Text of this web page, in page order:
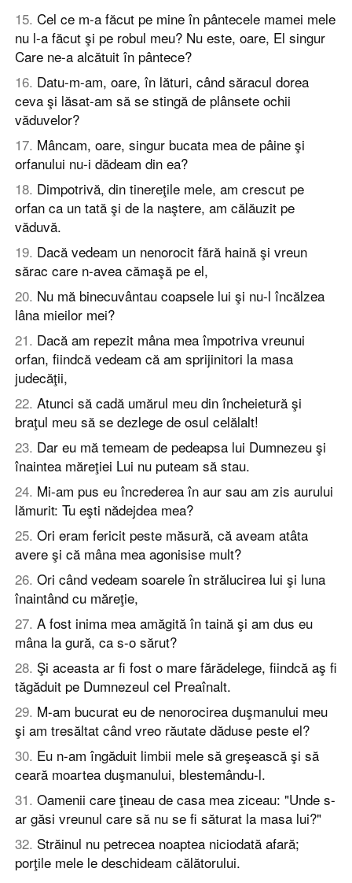
15. Cel ce m-a făcut pe mine în pântecele mamei mele
nu l-a făcut şi pe robul meu? Nu este, oare, El singur
Care ne-a alcătuit în pântece?
16. Datu-m-am, oare, în lături, când săracul dorea
ceva şi lăsat-am să se stingă de plânsete ochii
văduvelor?
17. Mâncam, oare, singur bucata mea de pâine şi
orfanului nu-i dădeam din ea?
18. Dimpotrivă, din tinereţile mele, am crescut pe
orfan ca un tată şi de la naştere, am călăuzit pe
văduvă.
19. Dacă vedeam un nenorocit fără haină şi vreun
sărac care n-avea cămaşă pe el,
20. Nu mă binecuvântau coapsele lui şi nu-l încălzea
lâna mieilor mei?
21. Dacă am repezit mâna mea împotriva vreunui
orfan, fiindcă vedeam că am sprijinitori la masa
judecăţii,
22. Atunci să cadă umărul meu din încheietură şi
braţul meu să se dezlege de osul celălalt!
23. Dar eu mă temeam de pedeapsa lui Dumnezeu şi
înaintea măreţiei Lui nu puteam să stau.
24. Mi-am pus eu încrederea în aur sau am zis aurului
lămurit: Tu eşti nădejdea mea?
25. Ori eram fericit peste măsură, că aveam atâta
avere şi că mâna mea agonisise mult?
26. Ori când vedeam soarele în strălucirea lui şi luna
înaintând cu măreţie,
27. A fost inima mea amăgită în taină şi am dus eu
mâna la gură, ca s-o sărut?
28. Şi aceasta ar fi fost o mare fărădelege, fiindcă aş fi
tăgăduit pe Dumnezeul cel Preaînalt.
29. M-am bucurat eu de nenorocirea duşmanului meu
şi am tresăltat când vreo răutate dăduse peste el?
30. Eu n-am îngăduit limbii mele să greşească şi să
ceară moartea duşmanului, blestemându-l.
31. Oamenii care ţineau de casa mea ziceau: "Unde s-
ar găsi vreunul care să nu se fi săturat la masa lui?"
32. Străinul nu petrecea noaptea niciodată afară;
porţile mele le deschideam călătorului.